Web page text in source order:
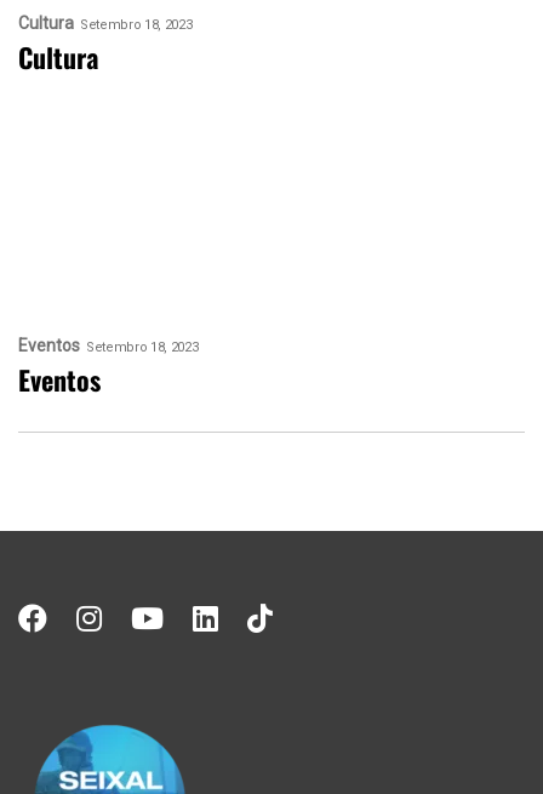
Cultura Setembro 18, 2023
Cultura
Eventos Setembro 18, 2023
Eventos